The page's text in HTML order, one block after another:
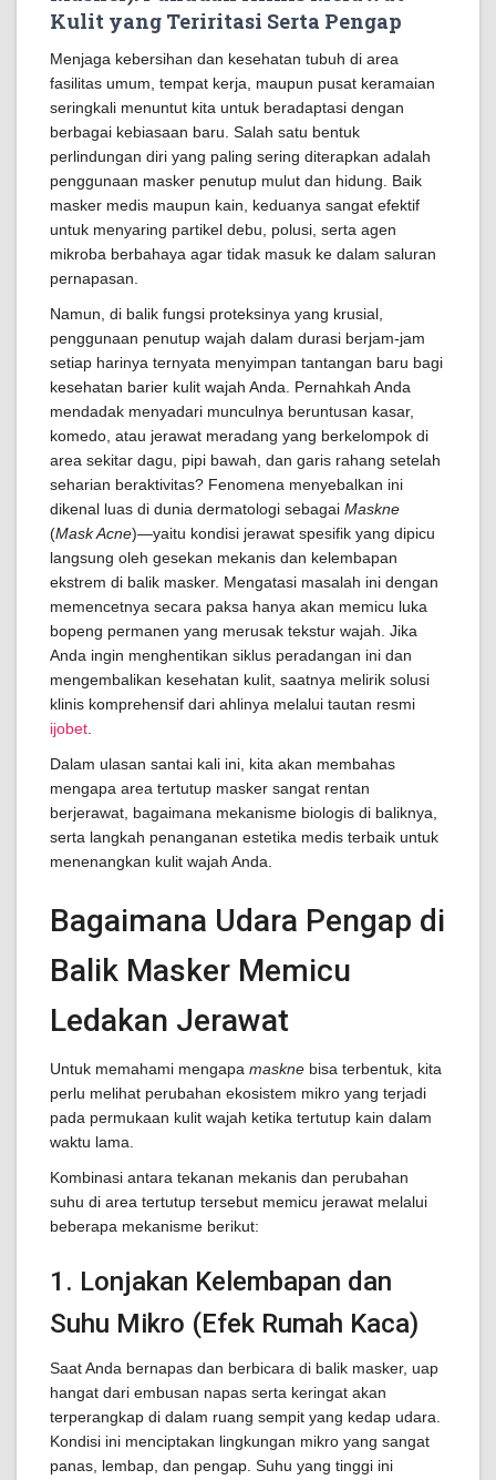
Kulit yang Teriritasi Serta Pengap
Menjaga kebersihan dan kesehatan tubuh di area
fasilitas umum, tempat kerja, maupun pusat keramaian
seringkali menuntut kita untuk beradaptasi dengan
berbagai kebiasaan baru. Salah satu bentuk
perlindungan diri yang paling sering diterapkan adalah
penggunaan masker penutup mulut dan hidung. Baik
masker medis maupun kain, keduanya sangat efektif
untuk menyaring partikel debu, polusi, serta agen
mikroba berbahaya agar tidak masuk ke dalam saluran
pernapasan.
Namun, di balik fungsi proteksinya yang krusial,
penggunaan penutup wajah dalam durasi berjam-jam
setiap harinya ternyata menyimpan tantangan baru bagi
kesehatan barier kulit wajah Anda. Pernahkah Anda
mendadak menyadari munculnya beruntusan kasar,
komedo, atau jerawat meradang yang berkelompok di
area sekitar dagu, pipi bawah, dan garis rahang setelah
seharian beraktivitas? Fenomena menyebalkan ini
dikenal luas di dunia dermatologi sebagai Maskne
(Mask Acne)—yaitu kondisi jerawat spesifik yang dipicu
langsung oleh gesekan mekanis dan kelembapan
ekstrem di balik masker. Mengatasi masalah ini dengan
memencetnya secara paksa hanya akan memicu luka
bopeng permanen yang merusak tekstur wajah. Jika
Anda ingin menghentikan siklus peradangan ini dan
mengembalikan kesehatan kulit, saatnya melirik solusi
klinis komprehensif dari ahlinya melalui tautan resmi
ijobet
Dalam ulasan santai kali ini, kita akan membahas
mengapa area tertutup masker sangat rentan
berjerawat, bagaimana mekanisme biologis di baliknya,
serta langkah penanganan estetika medis terbaik untuk
menenangkan kulit wajah Anda.
Bagaimana Udara Pengap di
Balik Masker Memicu
Ledakan Jerawat
Untuk memahami mengapa maskne bisa terbentuk, kita
perlu melihat perubahan ekosistem mikro yang terjadi
pada permukaan kulit wajah ketika tertutup kain dalam
waktu lama.
Kombinasi antara tekanan mekanis dan perubahan
suhu di area tertutup tersebut memicu jerawat melalui
beberapa mekanisme berikut:
1. Lonjakan Kelembapan dan
Suhu Mikro (Efek Rumah Kaca)
Saat Anda bernapas dan berbicara di balik masker, uap
hangat dari embusan napas serta keringat akan
terperangkap di dalam ruang sempit yang kedap udara.
Kondisi ini menciptakan lingkungan mikro yang sangat
panas, lembap, dan pengap. Suhu yang tinggi ini